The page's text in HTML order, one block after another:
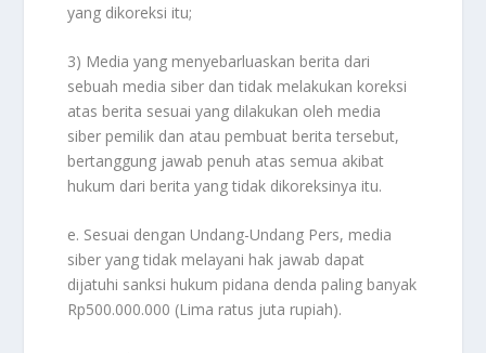
yang dikoreksi itu;
3) Media yang menyebarluaskan berita dari
sebuah media siber dan tidak melakukan koreksi
atas berita sesuai yang dilakukan oleh media
siber pemilik dan atau pembuat berita tersebut,
bertanggung jawab penuh atas semua akibat
hukum dari berita yang tidak dikoreksinya itu.
e. Sesuai dengan Undang-Undang Pers, media
siber yang tidak melayani hak jawab dapat
dijatuhi sanksi hukum pidana denda paling banyak
Rp500.000.000 (Lima ratus juta rupiah).